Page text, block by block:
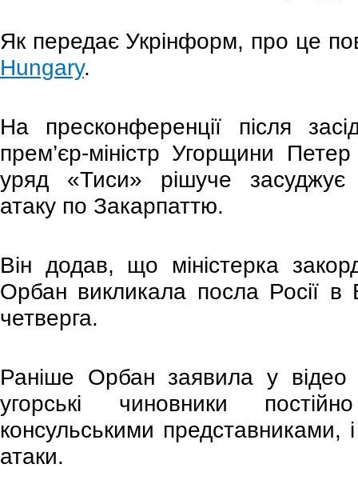
Як передає Укрінформ, про це
Hungary.
На пресконференції після
прем’єр-міністр Угорщини
уряд «Тиси» рішуче засуджує
атаку по Закарпаттю.
Він додав, що міністерка
Орбан викликала посла Росії в
четверга.
Раніше Орбан заявила у
угорські чиновники
консульськими представниками,
атаки.